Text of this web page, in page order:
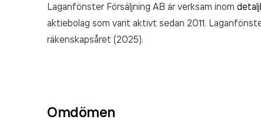
Laganfönster Försäljning AB är verksam inom
aktiebolag som varit aktivt sedan 2011.
räkenskapsåret (2025).
Omdömen